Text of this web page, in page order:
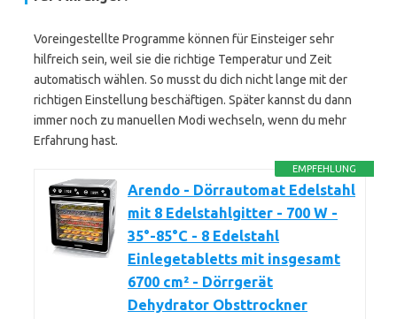
Voreingestellte Programme können für Einsteiger sehr
hilfreich sein, weil sie die richtige Temperatur und Zeit
automatisch wählen. So musst du dich nicht lange mit der
richtigen Einstellung beschäftigen. Später kannst du dann
immer noch zu manuellen Modi wechseln, wenn du mehr
Erfahrung hast.
EMPFEHLUNG
Arendo - Dörrautomat Edelstahl
mit 8 Edelstahlgitter - 700 W -
35°-85°C - 8 Edelstahl
Einlegetabletts mit insgesamt
6700 cm² - Dörrgerät
Dehydrator Obsttrockner